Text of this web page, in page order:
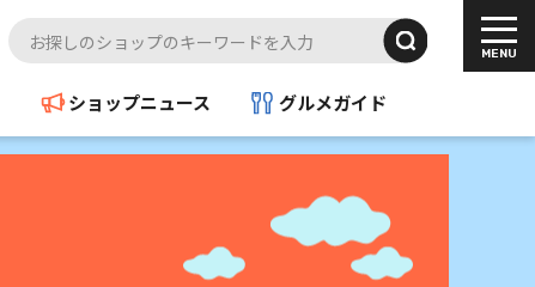
ショップニュース グルメガイド